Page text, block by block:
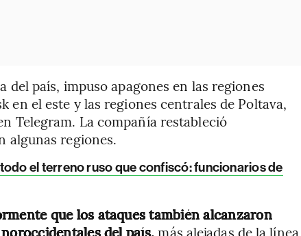
país, impuso apagones en las regiones
en el este y las regiones centrales de Poltava,
Telegram. La compañía restableció
algunas regiones.
el terreno ruso que confiscó: funcionarios de
que los ataques también alcanzaron
del país,más alejadas de la línea